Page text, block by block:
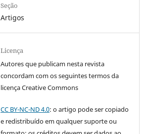
Seção
Artigos
Licença
Autores que publicam nesta revista
concordam com os seguintes termos da
licença Creative Commons
CC BY-NC-ND 4.0: o artigo pode ser copiado
e redistribuído em qualquer suporte ou